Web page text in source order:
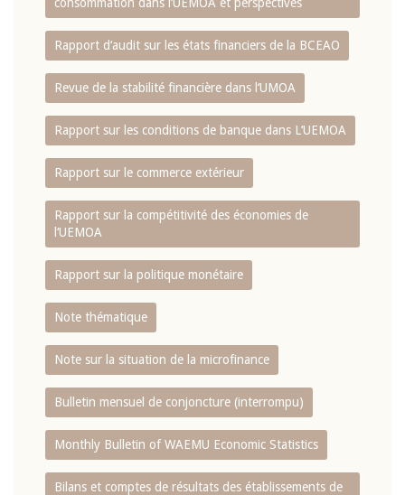
Rapport d‘audit sur les états financiers de la BCEAO
Revue de la stabilité financière dans l‘UMOA
Rapport sur les conditions de banque dans L‘UEMOA
Rapport sur le commerce extérieur
Rapport sur la compétitivité des économies de
l‘UEMOA
Rapport sur la politique monétaire
Note thématique
Note sur la situation de la microfinance
Bulletin mensuel de conjoncture (interrompu)
Monthly Bulletin of WAEMU Economic Statistics
Bilans et comptes de résultats des établissements de